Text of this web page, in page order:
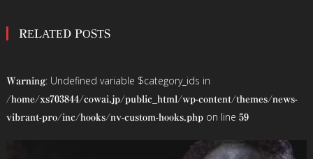
ナ
ゲ
ー
RELATED POSTS
Warning: Undefined variable $category_ids in
/home/xs703844/cowai.jp/public_html/wp-content/themes/news-
vibrant-pro/inc/hooks/nv-custom-hooks.phpon line 59